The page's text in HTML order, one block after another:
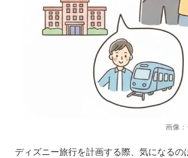
画像
ディズニー旅行を計画する際、気になるの